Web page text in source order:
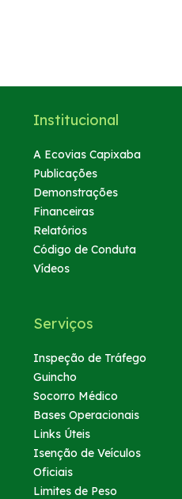
Institucional
A Ecovias Capixaba
Publicações
Demonstrações
Financeiras
Relatórios
Código de Conduta
Vídeos
Serviços
Inspeção de Tráfego
Guincho
Socorro Médico
Bases Operacionais
Links Úteis
Isenção de Veículos
Oficiais
Limites de Peso